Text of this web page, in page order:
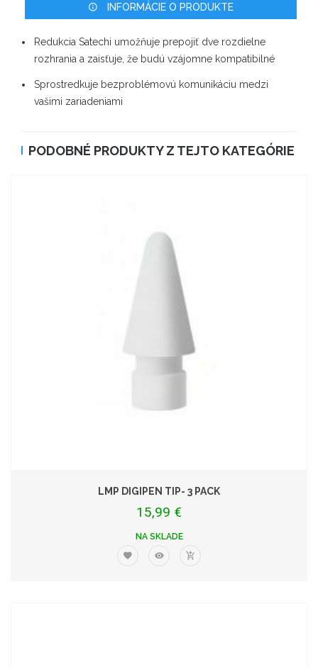
INFORMÁCIE O PRODUKTE
Redukcia Satechi umožňuje prepojiť dve rozdielne
rozhrania a zaisťuje, že budú vzájomne kompatibilné
Sprostredkuje bezproblémovú komunikáciu medzi
vašimi zariadeniami
PODOBNÉ PRODUKTY Z TEJTO KATEGÓRIE
LMP DIGIPEN TIP- 3 PACK
15,99 €
NA SKLADE